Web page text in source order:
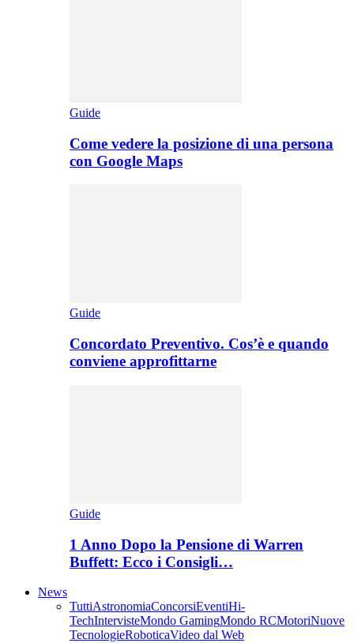
Guide
Come vedere la posizione di una persona
con Google Maps
Guide
Concordato Preventivo. Cos’è e quando
conviene approfittarne
Guide
1 Anno Dopo la Pensione di Warren
Buffett: Ecco i Consigli…
News
TuttiAstronomiaConcorsiEventiHi-
TechIntervisteMondo GamingMondo RCMotoriNuove
TecnologieRoboticaVideo dal Web